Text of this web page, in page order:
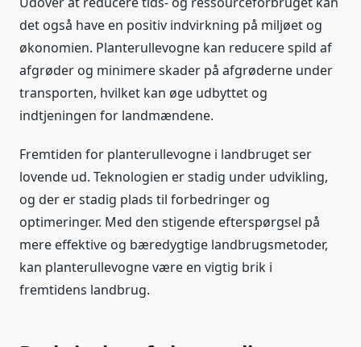
det også have en positiv indvirkning på miljøet og
økonomien. Planterullevogne kan reducere spild af
afgrøder og minimere skader på afgrøderne under
transporten, hvilket kan øge udbyttet og
indtjeningen for landmændene.
Fremtiden for planterullevogne i landbruget ser
lovende ud. Teknologien er stadig under udvikling,
og der er stadig plads til forbedringer og
optimeringer. Med den stigende efterspørgsel på
mere effektive og bæredygtige landbrugsmetoder,
kan planterullevogne være en vigtig brik i
fremtidens landbrug.